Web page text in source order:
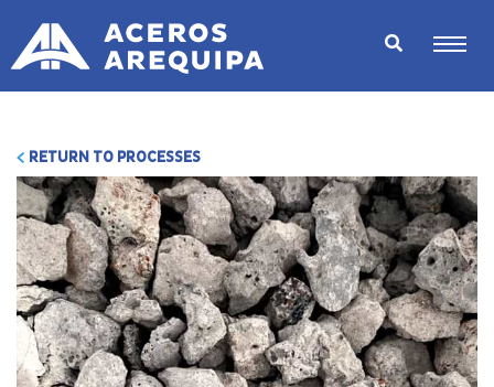
RETURN TO PROCESSES